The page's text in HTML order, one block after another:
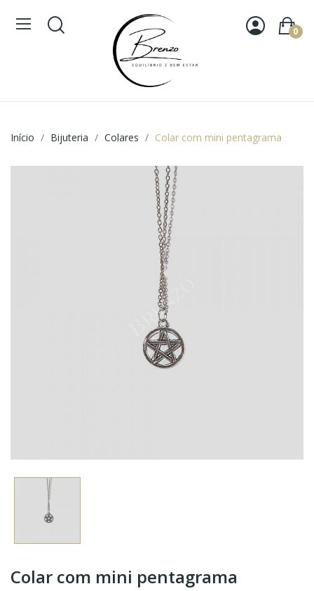
0
Início Bijuteria Colares Colar com mini pentagrama
Colar com mini pentagrama